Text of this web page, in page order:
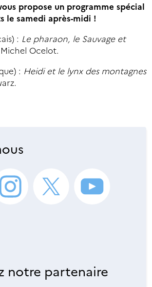
propose un programme spécial
le samedi après-midi !
: Le pharaon, le Sauvage et
Ocelot.
: Heidi et le lynx des montagnes
notre partenaire